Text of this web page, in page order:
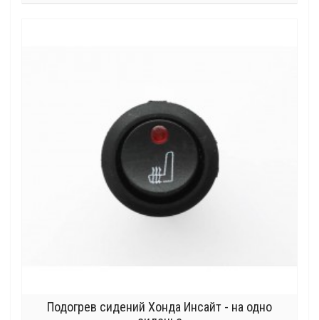
Подогрев сидений Хонда Инсайт - на одно